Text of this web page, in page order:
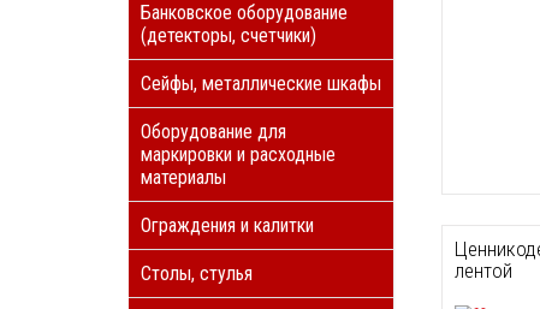
Банковское оборудование
(детекторы, счетчики)
Сейфы, металлические шкафы
Оборудование для
маркировки и расходные
материалы
Ограждения и калитки
Столы, стулья
лентой